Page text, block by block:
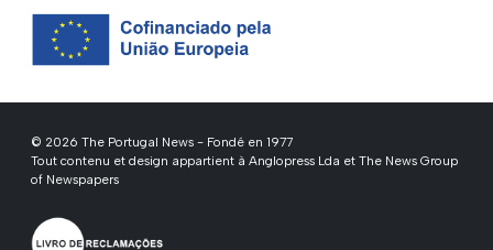
© 2026 The Portugal News - Fondé en 1977
Tout contenu et design appartient à Anglopress Lda et The News Group
of Newspapers